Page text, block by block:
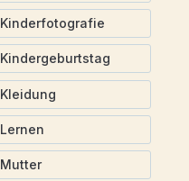
Kinderfotografie
Kindergeburtstag
Kleidung
Lernen
Mutter